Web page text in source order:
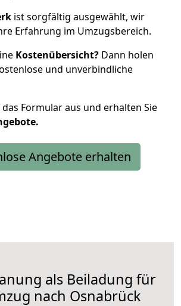
ist sorgfältig ausgewählt, wir
Erfahrung im Umzugsbereich.
Kostenübersicht? Dann holen
und unverbindliche
das Formular aus und erhalten Sie
Angebote erhalten
als Beiladung für
nach Osnabrück